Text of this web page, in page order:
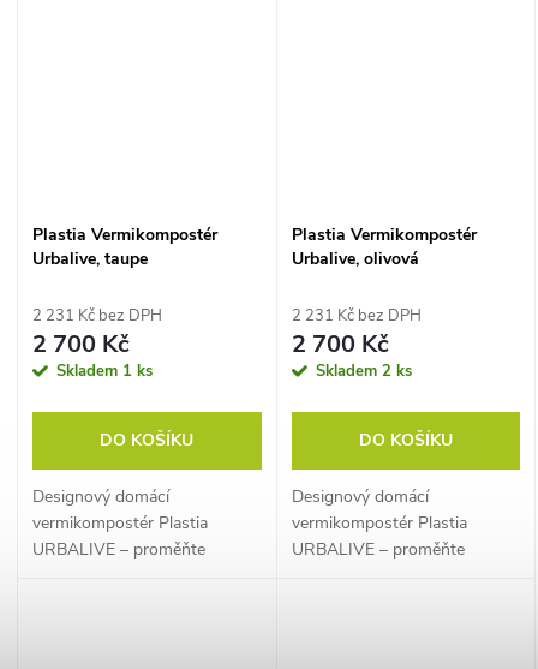
Plastia Vermikompostér
Urbalive, taupe
2 231 Kč bez DPH
2 700 Kč
Skladem 1 ks
DO KOŠÍKU
Designový domácí
vermikompostér Plastia
URBALIVE – proměňte
Plastia Vermikompostér
Urbalive, olivová
2 231 Kč bez DPH
2 700 Kč
Skladem 2 ks
DO KOŠÍKU
Designový domácí
vermikompostér Plastia
URBALIVE – proměňte